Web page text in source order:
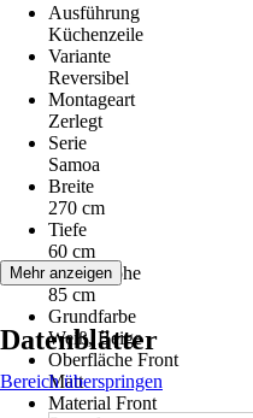
Ausführung
Küchenzeile
Variante
Reversibel
Montageart
Zerlegt
Serie
Samoa
Breite
270 cm
Tiefe
60 cm
Arbeitshöhe
85 cm
Grundfarbe
Weiß, Beige
Oberfläche Front
Matt
Material Front
Mehr anzeigen
Datenblätter
Bereich überspringen